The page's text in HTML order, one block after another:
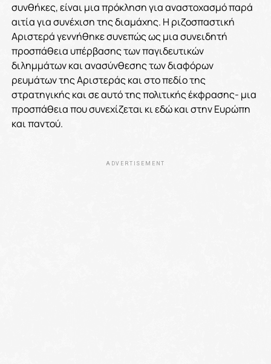
συνθήκες, είναι μια πρόκληση για αναστοχασμό παρά
αιτία για συνέχιση της διαμάχης. Η ριζοσπαστική
Αριστερά γεννήθηκε συνεπώς ως μια συνειδητή
προσπάθεια υπέρβασης των παγιδευτικών
διλημμάτων και ανασύνθεσης των διαφόρων
ρευμάτων της Αριστεράς και στο πεδίο της
στρατηγικής και σε αυτό της πολιτικής έκφρασης- μια
προσπάθεια που συνεχίζεται κι εδώ και στην Ευρώπη
και παντού.
ADVERTISEMENT